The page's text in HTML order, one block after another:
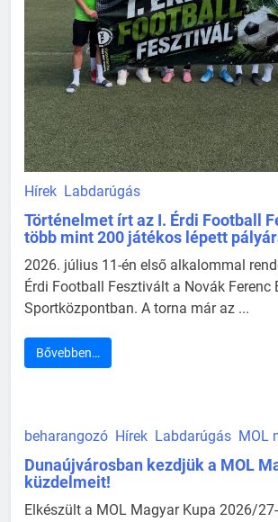
Hírek Labdarúgás
Történelmet írt az I. Érdi Football
több mint 200 játékos lépett
2026. július 11-én első alkalommal
Érdi Football Fesztivált a Novák Ferenc
Sportközpontban. A torna már az ...
Bővebben…
beharangozó Hírek Labdarúgás MOL
Dunaújvárosban kezdjük a MOL
küzdelmeit!
Elkészült a MOL Magyar Kupa 2026/